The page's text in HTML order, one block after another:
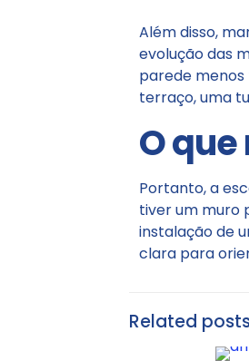
Além disso,
evolução das
parede menos
terraço, uma
O
Portanto, a
tiver um muro
instalação de
clara para
Related